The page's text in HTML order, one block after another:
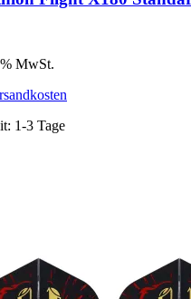
MwSt.
1-3 Tage